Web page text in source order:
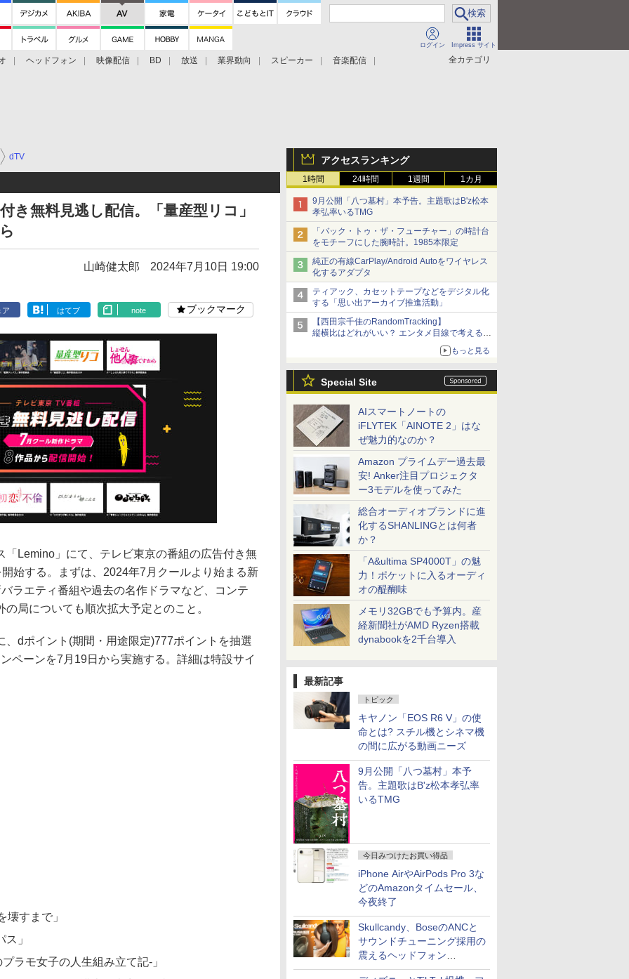
ログイン Impress サイト
全カテゴリ
ヘッドフォン 映像配信 BD 放送 業界動向 スピーカー
音楽配信
アクセスランキング
1時間 24時間 1週間 1カ月
9月公開「八つ墓村」本予告。主題歌はB'z松本
孝弘率いるTMG
「バック・トゥ・ザ・フューチャー」の時計台
をモチーフにした腕時計。1985本限定
純正の有線CarPlay/Android Autoをワイヤレス
化するアダプタ
ティアック、カセットテープなどをデジタル化
する「思い出アーカイブ推進活動」
【西田宗千佳のRandomTracking】
縦横比はどれがいい？ エンタメ目線で考える、
もっと見る
Special Site
AIスマートノートの
iFLYTEK「AINOTE 2」はな
ぜ魅力的なのか？
Amazon プライムデー過去最
安! Anker注目プロジェクタ
ー3モデルを使ってみた
総合オーディオブランドに進
化するSHANLINGとは何者
か？
「A&ultima SP4000T」の魅
力！ポケットに入るオーディ
オの醍醐味
メモリ32GBでも予算内。産
経新聞社がAMD Ryzen搭載
dynabookを2千台導入
最新記事
トピック
キヤノン「EOS R6 V」の使
命とは? スチル機とシネマ機
の間に広がる動画ニーズ
9月公開「八つ墓村」本予
告。主題歌はB'z松本孝弘率
いるTMG
今日みつけたお買い得品
iPhone AirやAirPods Pro 3な
どのAmazonタイムセール、
今夜終了
Skullcandy、BoseのANCと
サウンドチューニング採用の
震えるヘッドフォン
「Crusher 1080 ANC」
dTV
き無料見逃し配信。「量産型リコ」
山崎健太郎 2024年7月10日 19:00
ア はてブ note ブックマーク
「Lemino」にて、テレビ東京の番組の広告付き無
始する。まずは、2024年7月クールより始まる新
ラエティ番組や過去の名作ドラマなど、コンテ
局についても順次拡大予定とのこと。
、dポイント(期間・用途限定)777ポイントを抽選
ペーンを7月19日から実施する。詳細は特設サイ
壊すまで」
」
ラモ女子の人生組み立て記-」